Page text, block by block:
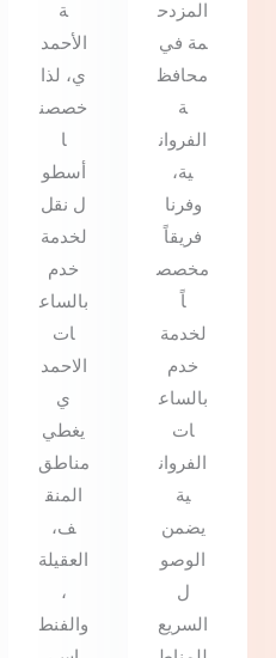
ة
الأحمد
ي، لذا
خصصن
ا
أسطو
ل نقل
لخدمة
خدم
بالساع
ات
الاحمد
ي
يغطي
مناطق
المنق
ف،
العقيلة
،
والفنط
المزدح
مة في
محافظ
ة
الفروان
ية،
وفرنا
فريقاً
مخصص
اً
لخدمة
خدم
بالساع
ات
الفروان
ية
يضمن
الوصو
ل
السريع